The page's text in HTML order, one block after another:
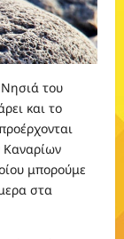
του
και το
Καναρίων
μπορούμε
στα